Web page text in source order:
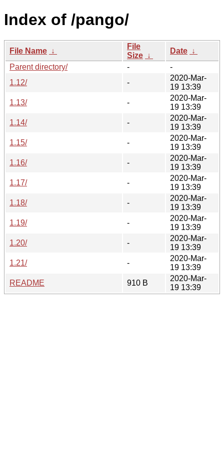
Index of /pango/
File Name ↓
File
Size ↓
Date ↓
Parent directory/
-
-
1.12/
-
2020-Mar-
19 13:39
1.13/
-
2020-Mar-
19 13:39
1.14/
-
2020-Mar-
19 13:39
1.15/
-
2020-Mar-
19 13:39
1.16/
-
2020-Mar-
19 13:39
1.17/
-
2020-Mar-
19 13:39
1.18/
-
2020-Mar-
19 13:39
1.19/
-
2020-Mar-
19 13:39
1.20/
-
2020-Mar-
19 13:39
1.21/
-
2020-Mar-
19 13:39
README
910 B
2020-Mar-
19 13:39